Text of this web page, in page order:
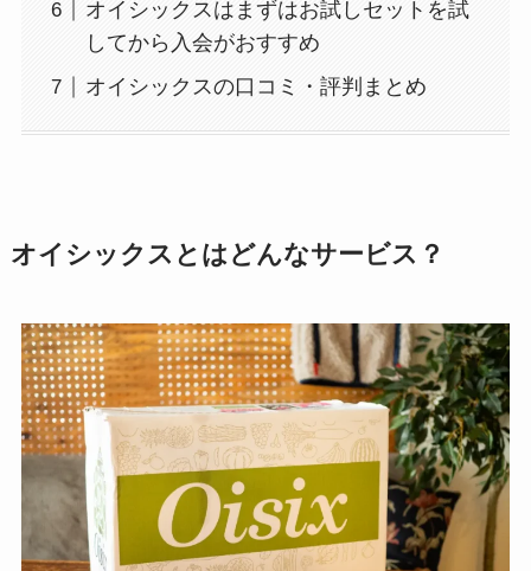
オイシックスはまずはお試しセットを試
してから入会がおすすめ
オイシックスの口コミ・評判まとめ
オイシックスとはどんなサービス？